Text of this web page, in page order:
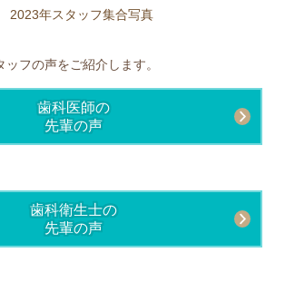
2023年スタッフ集合写真
フの声をご紹介します。
歯科医師の
先輩の声
歯科衛生士の
先輩の声